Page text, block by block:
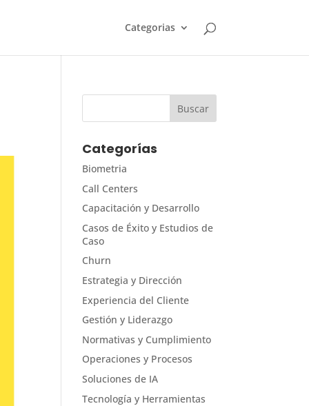
Categorias
Categorías
Biometria
Call Centers
Capacitación y Desarrollo
Casos de Éxito y Estudios de
Caso
Churn
Estrategia y Dirección
Experiencia del Cliente
Gestión y Liderazgo
Normativas y Cumplimiento
Operaciones y Procesos
Soluciones de IA
Tecnología y Herramientas